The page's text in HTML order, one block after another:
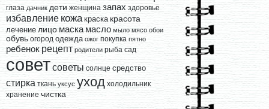
глаза дачник дети женщина запах здоровье
избавление кожа краска красота
лечение лицо маска масло мыло мясо обои
обувь огород одежда ожог покупка пятно
ребенок рецепт родители рыба сад
советсоветы солнце средство
стирка ткань уксус уход холодильник
хранение чистка